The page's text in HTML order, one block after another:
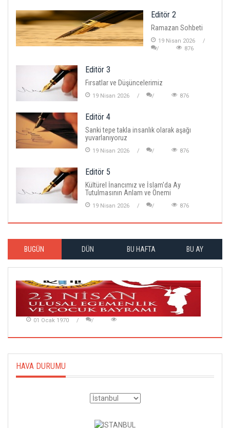
Editör 2
Ramazan Sohbeti
19 Nisan 2026
876
Editör 3
Fırsatlar ve Düşüncelerimiz
19 Nisan 2026 876
Editör 4
Sanki tepe takla insanlık olarak aşağı
yuvarlanıyoruz
19 Nisan 2026 876
Editör 5
Kültürel İnancımız ve İslam'da Ay
Tutulmasının Anlam ve Önemi
19 Nisan 2026 876
BUGÜN DÜN BU HAFTA BU AY
01 Ocak 1970
HAVA DURUMU